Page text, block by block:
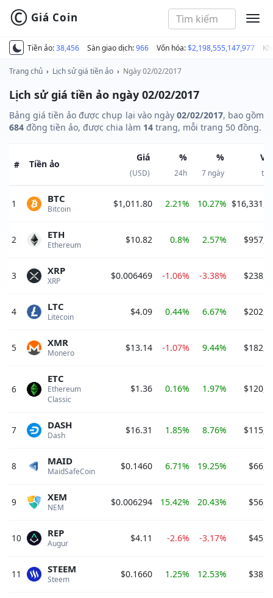
Tiền ảo:38,456 Sàn giao dịch:966 Vốn hóa:$2,198,555,147,977
© Giá Coin
Trang chủ › Lịch sử giá tiền ảo › Ngày 02/02/2017
Lịch sử giá tiền ảo ngày 02/02/2017
Bảng giá tiền ảo được chụp lại vào ngày 02/02/2017, bao gồm
684 đồng tiền ảo, được chia làm 14 trang, mỗi trang 50 đồng.
# Tiền ảo
Giá
(USD)
%
24h
%
7 ngày thị
1 Bitcoin
BTC $1,011.80 2.21% 10.27%
2 Ethereum
ETH $10.82 0.8% 2.57%
3 XRP
XRP $0.006469 -1.06% -3.38%
4 Litecoin
LTC $4.09 0.44% 6.67%
5 Monero
XMR $13.14 -1.07% 9.44%
6
Ethereum
Classic
ETC
$1.36 0.16% 1.97%
7 Dash
DASH $16.31 1.85% 8.76%
8 MaidSafeCoin
MAID $0.1460 6.71% 19.25%
9 NEM
XEM $0.006294 15.42% 20.43%
10 Augur
REP $4.11 -2.6% -3.17%
11 Steem
STEEM $0.1660 1.25% 12.53%